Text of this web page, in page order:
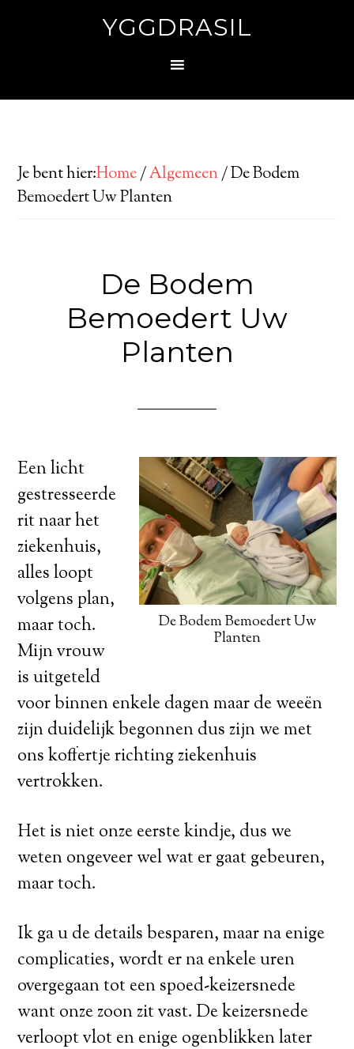
YGGDRASIL
Je bent hier:Home/Algemeen/De Bodem
Bemoedert Uw Planten
De Bodem
Bemoedert Uw
Planten
De Bodem Bemoedert Uw
Planten
Een licht
gestresseerde
rit naar het
ziekenhuis,
alles loopt
volgens plan,
maar toch.
Mijn vrouw
is uitgeteld
voor binnen enkele dagen maar de weeën
zijn duidelijk begonnen dus zijn we met
ons koffertje richting ziekenhuis
vertrokken.
Het is niet onze eerste kindje, dus we
weten ongeveer wel wat er gaat gebeuren,
maar toch.
Ik ga u de details besparen, maar na enige
complicaties, wordt er na enkele uren
overgegaan tot een spoed-keizersnede
want onze zoon zit vast. De keizersnede
verloopt vlot en enige ogenblikken later